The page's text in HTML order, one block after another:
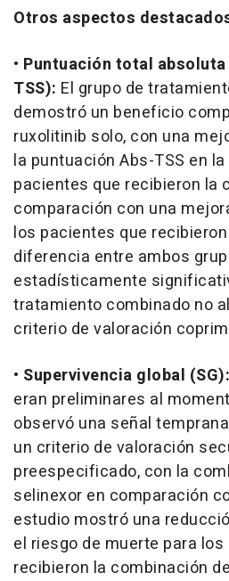
Otros aspectos
• Puntuación total
TSS): El grupo de
demostró un beneficio
ruxolitinib solo, con una
la puntuación Abs-TSS en
pacientes que recibieron la
comparación con una
los pacientes que
diferencia entre ambos
estadísticamente
tratamiento combinado no
criterio de valoración
• Supervivencia global (SG):
eran preliminares al
observó una señal
un criterio de valoración
preespecificado, con la
selinexor en comparación
estudio mostró una
el riesgo de muerte para
recibieron la combinación